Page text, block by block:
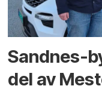
Sandnes-
del av